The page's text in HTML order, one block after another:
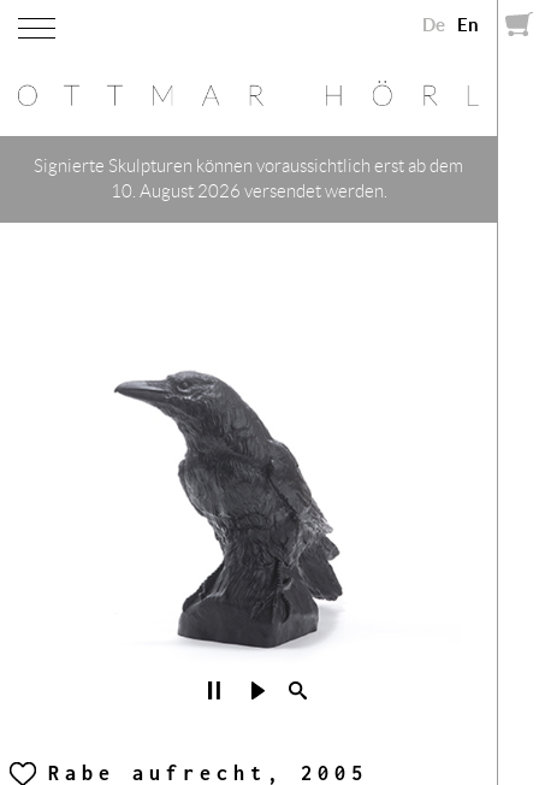
De En
Signierte Skulpturen können voraussichtlich erst ab dem
10. August 2026 versendet werden.
Rabe aufrecht, 2005